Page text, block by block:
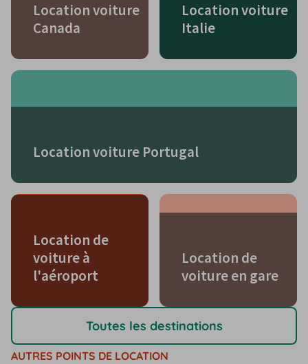
Location voiture
Canada
Location voiture
Italie
Location voiture Portugal
Location de
voiture à
l'aéroport
Location de
voiture en gare
Toutes les destinations
AUTRES POINTS DE LOCATION